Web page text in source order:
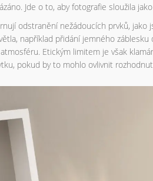
Jde o to, aby fotografie sloužila jako
odstranění nežádoucích prvků, jako
například přidání jemného záblesku
Etickým limitem je však
pokud by to mohlo ovlivnit